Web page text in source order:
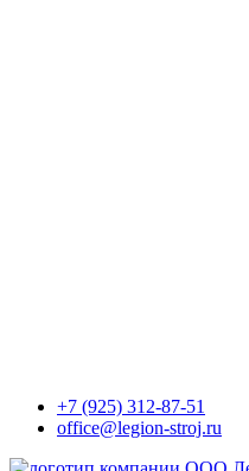
+7 (925) 312-87-51
office@legion-stroj.ru